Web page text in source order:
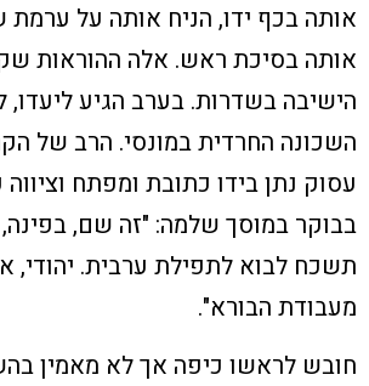
אותה בכף ידו, הניח אותה על ערמת
אותה בסיכת ראש. אלה ההוראות
הישיבה בשדרות. בערב הגיע ליעדו,
השכונה החרדית במונסי. הרב של
עסוק נתן בידו כתובת ומפתח וציווה
בבוקר במוסך שלמה: "זה שם,
תשכח לבוא לתפילת ערבית. יהודי,
מעבודת הבורא".
חובש לראשו כיפה אך לא מאמין